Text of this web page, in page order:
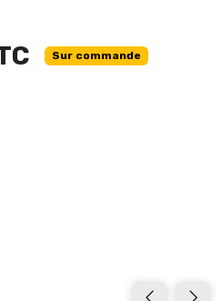
Sur commande